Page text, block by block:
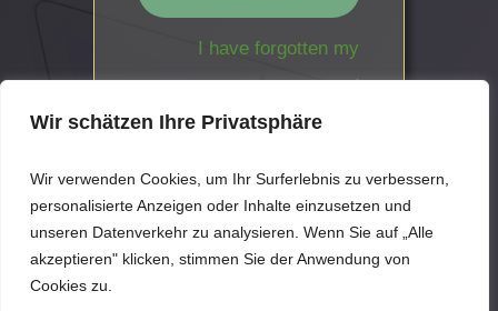
Wir schätzen Ihre Privatsphäre
Wir verwenden Cookies, um Ihr Surferlebnis zu verbessern,
personalisierte Anzeigen oder Inhalte einzusetzen und
unseren Datenverkehr zu analysieren. Wenn Sie auf „Alle
akzeptieren" klicken, stimmen Sie der Anwendung von
Cookies zu.
I have forgotten my
password